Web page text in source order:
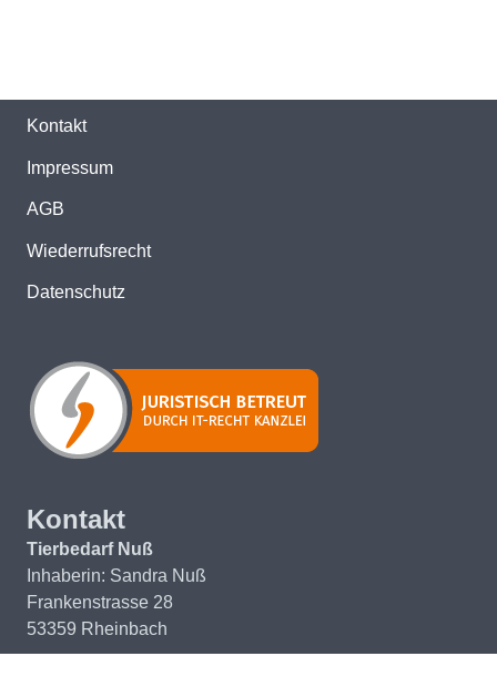
Kontakt
Impressum
AGB
Wiederrufsrecht
Datenschutz
Kontakt
Tierbedarf Nuß
Inhaberin: Sandra Nuß
Frankenstrasse 28
53359 Rheinbach